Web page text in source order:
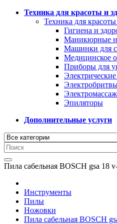
Техника для красоты и
Техника для
Гигиена и
Маникюрные
Машинки для
Медицинское
Приборы для
Эпиляторы
Дополнительные услуги
Пила сабельная BOSCH gsa 18
Инструменты
Пилы
Ножовки
Пила сабельная BOSCH